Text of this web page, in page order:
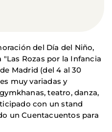
del Día del Niño,
Rozas por la Infancia
Madrid (del 4 al 30
muy variadas y
teatro, danza,
con un stand
un Cuentacuentos para